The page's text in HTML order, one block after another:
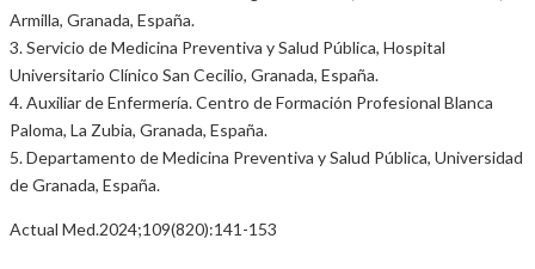
Armilla, Granada, España.
3. Servicio de Medicina Preventiva y Salud Pública, Hospital
Universitario Clínico San Cecilio, Granada, España.
4. Auxiliar de Enfermería. Centro de Formación Profesional Blanca
Paloma, La Zubia, Granada, España.
5. Departamento de Medicina Preventiva y Salud Pública, Universidad
de Granada, España.
Actual Med.2024;109(820):141-153